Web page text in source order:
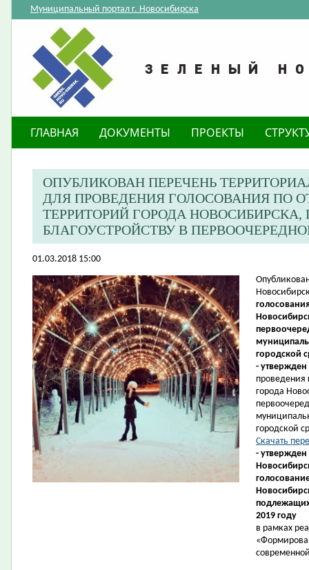
Муниципальный портал г. Новосибирска
ГЛАВНАЯ ДОКУМЕНТЫ ПРОЕКТЫ
ОПУБЛИКОВАН ПЕРЕЧЕНЬ
ДЛЯ ПРОВЕДЕНИЯ ГОЛОСОВАНИЯ ПО
ТЕРРИТОРИЙ ГОРОДА
БЛАГОУСТРОЙСТВУ В
01.03.2018 15:00
городской
-
проведения
города
городской
Скачать
- утвержден
подлежащих
2019 году
в рамках